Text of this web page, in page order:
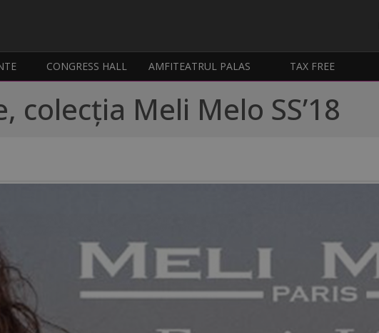
CONGRESS HALL AMFITEATRUL PALAS TAX FREE
colecția Meli Melo SS’18